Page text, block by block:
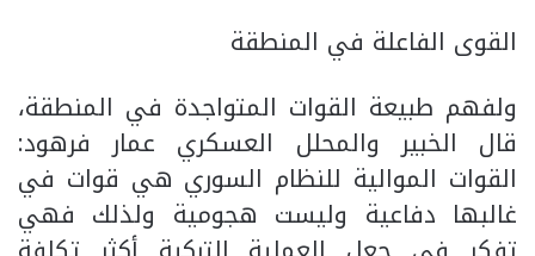
القوى الفاعلة في المنطقة
ولفهم طبيعة القوات المتواجدة في المنطقة،
قال الخبير والمحلل العسكري عمار فرهود:
القوات الموالية للنظام السوري هي قوات في
غالبها دفاعية وليست هجومية ولذلك فهي